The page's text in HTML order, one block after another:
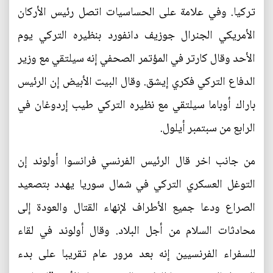
تركيا. وفي علامة على الحساسيات اتصل رئيس الأركان
الأمريكي الجنرال جوزيف دانفورد بنظيره التركي يوم
الأحد وقال كارتر في المؤتمر الصحفي إنه سيلتقي مع وزير
الدفاع التركي فكري إيشق. وقال البيت الأبيض إن الرئيس
باراك أوباما سيلتقي مع نظيره التركي طيب إردوغان في
الرابع من سبتمبر أيلول.
من جانب اخر قال الرئيس الفرنسي فرانسوا أولوند إن
التوغل العسكري التركي في شمال سوريا يهدد بتصعيد
الصراع ودعا جميع الأطراف لإنهاء القتال والعودة إلى
محادثات السلام من أجل البلاد. وقال أولوند في لقاء
للسفراء الفرنسيين إنه بعد مرور عام تقريبا على بدء